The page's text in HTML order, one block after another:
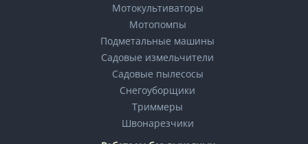
Мотокультиваторы
Мотопомпы
Подметальные машины
Садовые измельчители
Садовые пылесосы
Снегоуборщики
Триммеры
Швонарезчики